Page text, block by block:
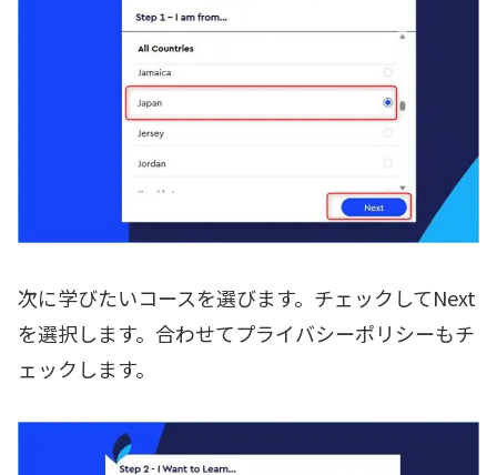
次に学びたいコースを選びます。チェックしてNext
を選択します。合わせてプライバシーポリシーもチ
ェックします。